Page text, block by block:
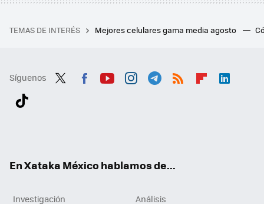
TEMAS DE INTERÉS Mejores celulares gama media agosto
Síguenos
En Xataka México hablamos de...
Investigación
Análisis